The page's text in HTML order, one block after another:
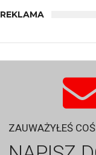
REKLAMA
ZAUWAŻYŁEŚ